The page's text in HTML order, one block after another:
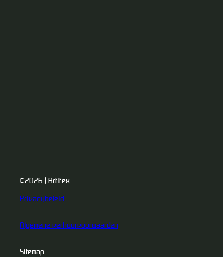
©2026 | Artifex
Privacybeleid
Algemene verhuurvoorwaarden
Sitemap